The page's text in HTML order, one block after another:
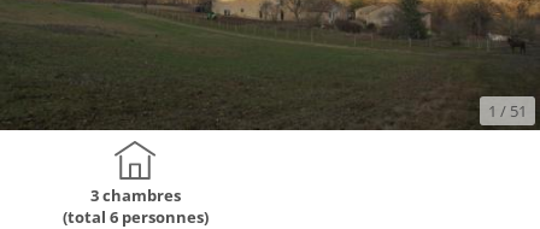
1 / 51
3 chambres
(total 6 personnes)